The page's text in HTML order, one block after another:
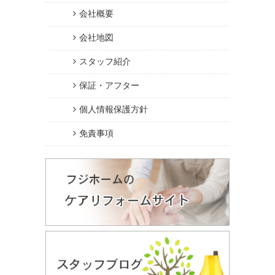
会社概要
会社地図
スタッフ紹介
保証・アフター
個人情報保護方針
免責事項